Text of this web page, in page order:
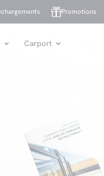
Promotions
Carport